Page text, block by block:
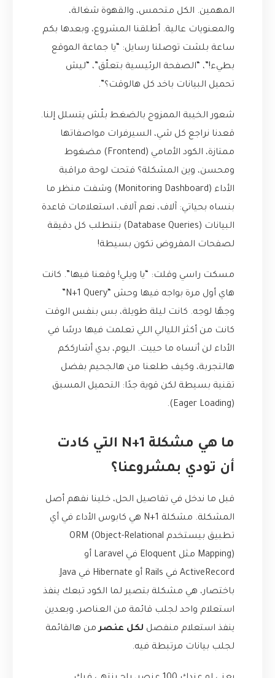
المهمين. الكل متحمس، والقهوة شغالة،
والمعنويات عالية. أطلقنا المشروع، وبعدها بكم
ساعة بلشت توصلنا رسايل: “يا جماعة الموقع
بطيء!”، “الصفحة الرئيسية بتعلّق”، “ليش
تحميل البيانات باخد كل هالوقت؟”.
شعور الخيبة الممزوج بالضغط بلّش يتسلل إلنا.
قعدنا نراجع كل شي، السيرفرات مواصفاتها
ممتازة، الكود الأمامي (Frontend) مضغوط
ومحسن، وين المشكلة؟ فتحت لوحة مراقبة
الأداء (Monitoring Dashboard) وشفت منظر ما
بنساه بحياتي: آلاف، نعم آلاف، استعلامات قاعدة
البيانات (Database Queries) بتنطلب كل دقيقة
لصفحات المفروض تكون بسيطة!
مسكت راسي وقلت: “يا ويلي! وقعنا فيها”. كانت
هاي أول مرة بواجه فيها وحش “N+1 Query”
وجهًا لوجه. كانت ليلة طويلة، بس بنفس الوقت
كانت من أكثر الليالي اللي تعلمت فيها درسًا في
الأداء لن أنساه ما حييت. اليوم، بدي أشارككم
هالتجربة، وكيف طلعنا من هالجحيم بفضل
تقنية بسيطة لكن قوية جدًا: التحميل المسبق
(Eager Loading).
ما هي مشكلة N+1 التي كادت
أن تودي بمشروعنا؟
قبل ما ندخل في تفاصيل الحل، خلينا نفهم أصل
المشكلة. مشكلة N+1 هي كابوس الأداء في أي
تطبيق بيستخدم ORM (Object-Relational
Mapping) مثل Eloquent في Laravel أو
ActiveRecord في Rails أو Hibernate في Java.
باختصار، هي مشكلة بتصير لما الكود تبعك ينفذ
استعلام واحد لجلب قائمة من العناصر، وبعدين
ينفذ استعلام منفصل لكل عنصرمن هالقائمة
لجلب بيانات مرتبطة فيه.